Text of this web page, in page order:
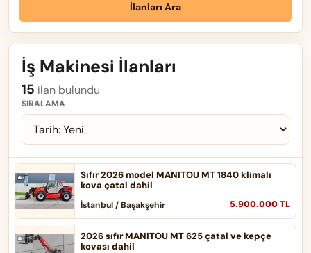
İlanları Ara
İş Makinesi İlanları
15 ilan bulundu
SIRALAMA
Sıfır 2026 model MANITOU MT 1840 klimalı
kova çatal dahil
5.900.000 TL
İstanbul / Başakşehir
2026 sıfır MANITOU MT 625 çatal ve kepçe
kovası dahil